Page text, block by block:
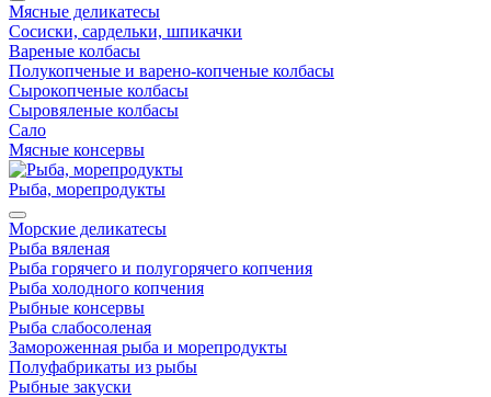
Мясные деликатесы
Сосиски, сардельки, шпикачки
Вареные колбасы
Полукопченые и варено-копченые колбасы
Сырокопченые колбасы
Сыровяленые колбасы
Сало
Мясные консервы
Рыба, морепродукты
Морские деликатесы
Рыба вяленая
Рыба горячего и полугорячего копчения
Рыба холодного копчения
Рыбные консервы
Рыба слабосоленая
Замороженная рыба и морепродукты
Полуфабрикаты из рыбы
Рыбные закуски